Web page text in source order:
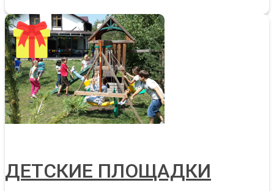
ДЕТСКИЕ ПЛОЩАДКИ